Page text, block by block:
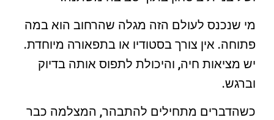
מי שנכנס לעולם הזה מגלה שהרחוב הוא במה
פתוחה. אין צורך בסטודיו או בתפאורה מיוחדת.
יש מציאות חיה, והיכולת לתפוס אותה בדיוק
וברגש.
כשהדברים מתחילים להתבהר, המצלמה כבר